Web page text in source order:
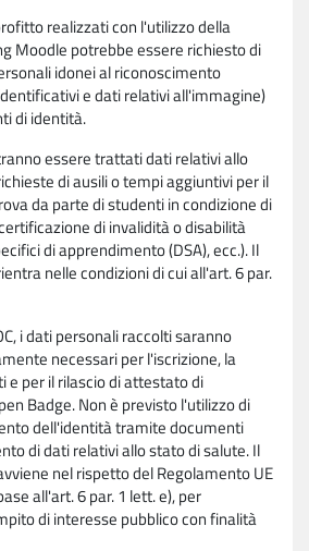
realizzati con l'utilizzo della
Moodle potrebbe essere richiesto di
idonei al riconoscimento
e dati relativi all'immagine)
di identità.
essere trattati dati relativi allo
di ausili o tempi aggiuntivi per il
da parte di studenti in condizione di
di invalidità o disabilità
di apprendimento (DSA), ecc.). Il
nelle condizioni di cui all'art. 6 par.
i dati personali raccolti saranno
necessari per l'iscrizione, la
e per il rilascio di attestato di
Badge. Non è previsto l'utilizzo di
dell'identità tramite documenti
di dati relativi allo stato di salute. Il
nel rispetto del Regolamento UE
all'art. 6 par. 1 lett. e), per
di interesse pubblico con finalità